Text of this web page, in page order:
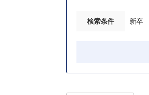
検索条件 新卒